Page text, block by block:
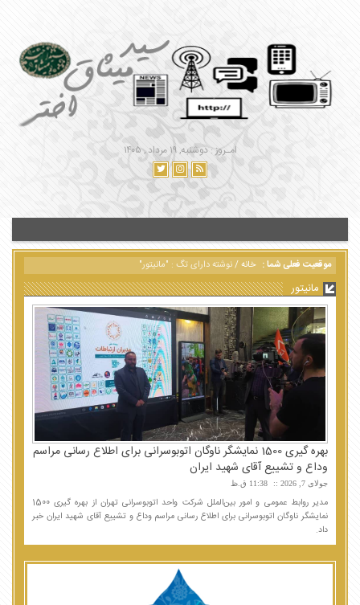
امـروز : دوشنبه, ۱۹ مرداد , ۱۴۰۵
موقعیت فعلی شما : خانه/نوشته دارای تگ : "مانیتور"
مانیتور
بهره گیری 1500 نمایشگر ناوگان اتوبوسرانی برای اطلاع رسانی مراسم
وداع و تشییع آقای شهید ایران
جولای 7, 2026 11:38 ق.ظ
مدیر روابط عمومی و امور بین‌الملل شرکت واحد اتوبوسرانی تهران از بهره گیری 1500
نمایشگر ناوگان اتوبوسرانی برای اطلاع رسانی مراسم وداع و تشییع آقای شهید ایران خبر
داد.